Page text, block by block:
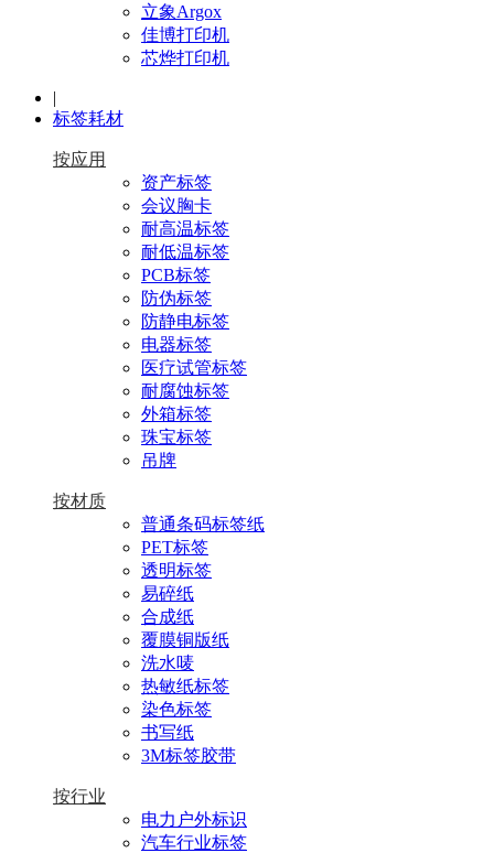
立象Argox
佳博打印机
芯烨打印机
|
标签耗材
按应用
资产标签
会议胸卡
耐高温标签
耐低温标签
PCB标签
防伪标签
防静电标签
电器标签
医疗试管标签
耐腐蚀标签
外箱标签
珠宝标签
吊牌
按材质
普通条码标签纸
PET标签
透明标签
易碎纸
合成纸
覆膜铜版纸
洗水唛
热敏纸标签
染色标签
书写纸
3M标签胶带
按行业
电力户外标识
汽车行业标签